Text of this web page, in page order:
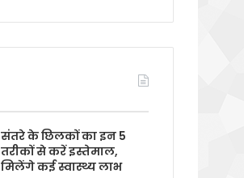
संतरे के छिलकों का इन 5
तरीकों से करें इस्तेमाल,
मिलेंगे कई स्वास्थ्य लाभ